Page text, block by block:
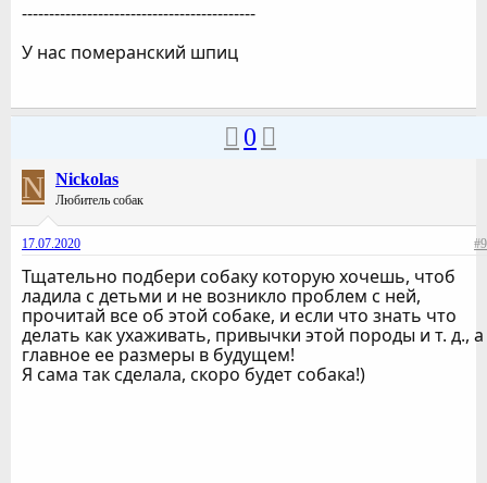
-------------------------------------------
У нас померанский шпиц
0
N Nickolas
Любитель собак
17.07.2020 #9
Тщательно подбери собаку которую хочешь, чтоб
ладила с детьми и не возникло проблем с ней,
прочитай все об этой собаке, и если что знать что
делать как ухаживать, привычки этой породы и т. д., а
главное ее размеры в будущем!
Я сама так сделала, скоро будет собака!)